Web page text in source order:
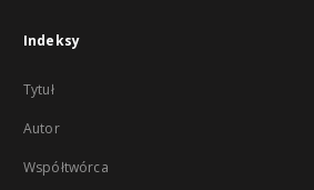
Indeksy
Tytuł
Autor
Współtwórca